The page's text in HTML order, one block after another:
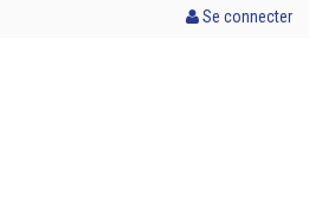
Se connecter